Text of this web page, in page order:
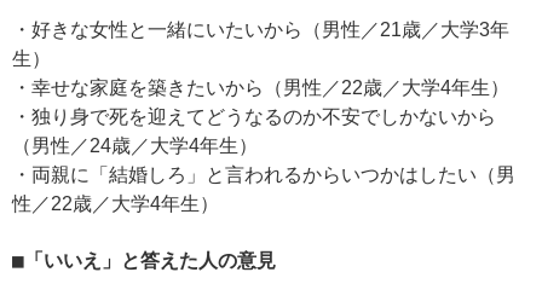
・好きな女性と一緒にいたいから（男性／21歳／大学3年
生）
・幸せな家庭を築きたいから（男性／22歳／大学4年生）
・独り身で死を迎えてどうなるのか不安でしかないから
（男性／24歳／大学4年生）
・両親に「結婚しろ」と言われるからいつかはしたい（男
性／22歳／大学4年生）
「いいえ」と答えた人の意見